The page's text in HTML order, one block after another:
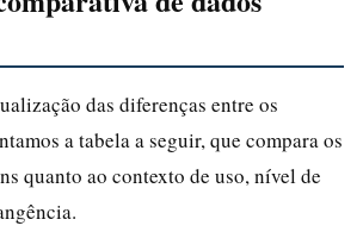
das diferenças entre os
a tabela a seguir, que compara os
quanto ao contexto de uso, nível de